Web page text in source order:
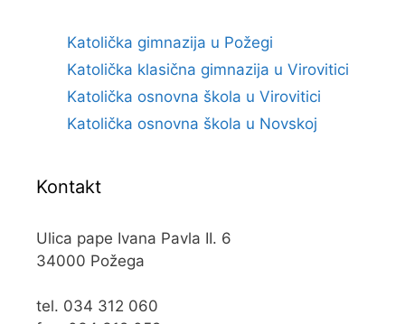
Katolička gimnazija u Požegi
Katolička klasična gimnazija u Virovitici
Katolička osnovna škola u Virovitici
Katolička osnovna škola u Novskoj
Kontakt
Ulica pape Ivana Pavla II. 6
34000 Požega
tel. 034 312 060